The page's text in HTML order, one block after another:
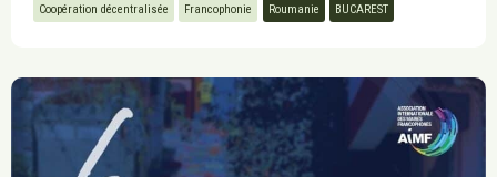
Coopération décentralisée Francophonie Roumanie BUCAREST